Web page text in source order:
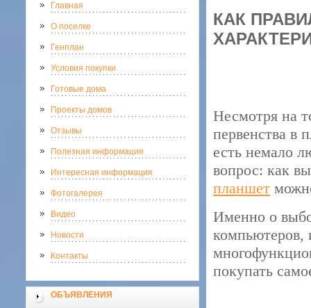
Главная
О поселке
Генплан
Условия покупки
Готовые дома
Проекты домов
Отзывы
Полезная информация
Интересная информация
Фотогалерея
Видео
Новости
Контакты
ОБЪЯВЛЕНИЯ
КАК
Несмотря на
первенства в
есть немало
вопрос: как
планшет
Именно о
компьютеров,
покупать